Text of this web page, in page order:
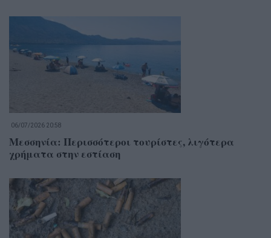
06/07/2026 20:58
Μεσσηνία: Περισσότεροι τουρίστες, λιγότερα
χρήματα στην εστίαση